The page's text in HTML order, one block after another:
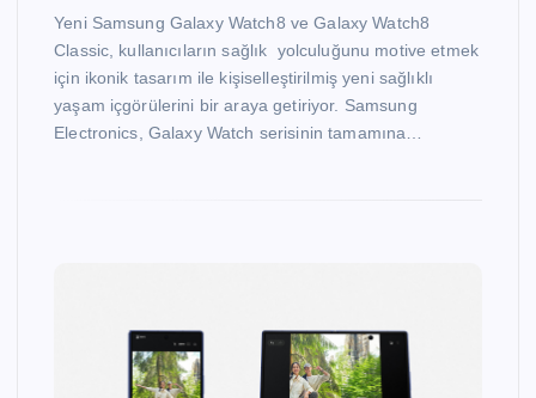
Yeni Samsung Galaxy Watch8 ve Galaxy Watch8
Classic, kullanıcıların sağlık yolculuğunu motive etmek
için ikonik tasarım ile kişiselleştirilmiş yeni sağlıklı
yaşam içgörülerini bir araya getiriyor. Samsung
Electronics, Galaxy Watch serisinin tamamına…